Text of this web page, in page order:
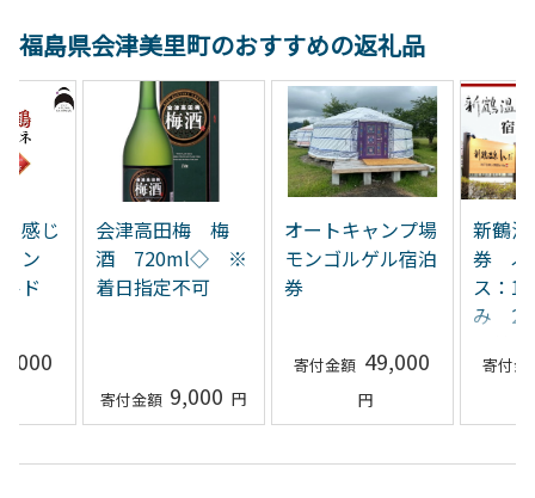
福島県会津美里町のおすすめの返礼品
感じ
ン
ド
会津高田梅 梅
酒 720ml◇ ※
着日指定不可
9,000
オートキャンプ場
モンゴルゲル宿泊
券
49,000
新鶴
券 ふ
ス：1
み 2